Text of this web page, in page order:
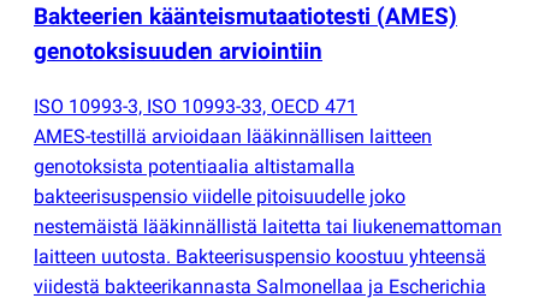
Bakteerien käänteismutaatiotesti (AMES)
genotoksisuuden arviointiin
ISO 10993-3, ISO 10993-33, OECD 471
AMES-testillä arvioidaan lääkinnällisen laitteen
genotoksista potentiaalia altistamalla
bakteerisuspensio viidelle pitoisuudelle joko
nestemäistä lääkinnällistä laitetta tai liukenemattoman
laitteen uutosta. Bakteerisuspensio koostuu yhteensä
viidestä bakteerikannasta Salmonellaa ja Escherichia